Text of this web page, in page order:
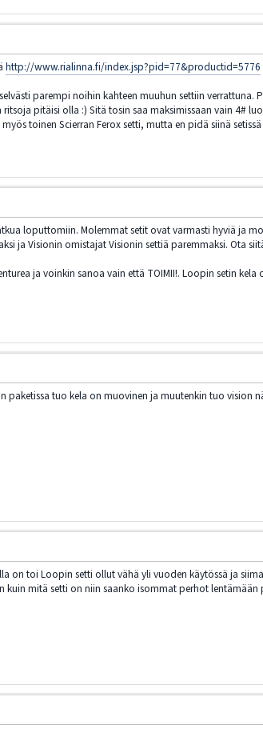
http://www.rialinna.fi/index.jsp?pid=77&productid=5776
parempi noihin kahteen muuhun settiin verrattuna.
pitäisi olla :) Sitä tosin saa maksimissaan vain 4#
toinen Scierran Ferox setti, mutta en pidä siinä
loputtomiin. Molemmat setit ovat varmasti hyviä ja
ja Visionin omistajat Visionin settiä paremmaksi. Ota
ja voinkin sanoa vain että TOIMII!. Loopin setin
tuo kela on muovinen ja muutenkin tuo vision
on toi Loopin setti ollut vähä yli vuoden käytössä ja
mitä setti on niin saanko isommat perhot